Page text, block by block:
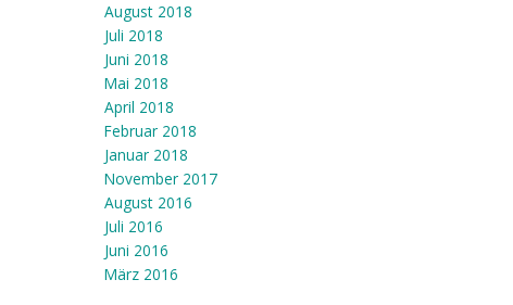
August 2018
Juli 2018
Juni 2018
Mai 2018
April 2018
Februar 2018
Januar 2018
November 2017
August 2016
Juli 2016
Juni 2016
März 2016